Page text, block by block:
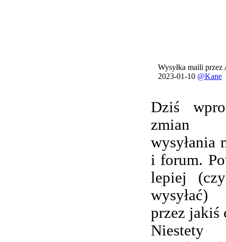
Wysyłka maili
2023-01-10 @Kane
Dziś
zmian
wysyłania
i forum.
lepiej
przez jakiś